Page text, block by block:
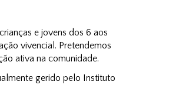
e jovens dos 6 aos
vivencial. Pretendemos
ativa na comunidade.
gerido pelo Instituto